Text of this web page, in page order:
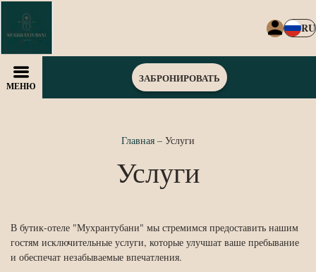
RU
МЕНЮ
ЗАБРОНИРОВАТЬ
Главная – Услуги
Услуги
В бутик-отеле "Мухрантубани" мы стремимся предоставить нашим
гостям исключительные услуги, которые улучшат ваше пребывание
и обеспечат незабываемые впечатления.